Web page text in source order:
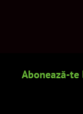
Abonează-